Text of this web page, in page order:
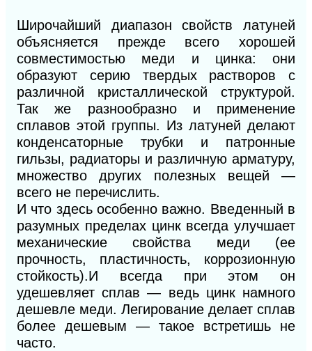
Широчайший диапазон свойств латуней
объясняется прежде всего хорошей
совместимостью меди и цинка: они
образуют серию твердых растворов с
различной кристаллической структурой.
Так же разнообразно и применение
сплавов этой группы. Из латуней делают
конденсаторные трубки и патронные
гильзы, радиаторы и различную арматуру,
множество других полезных вещей —
всего не перечислить.
И что здесь особенно важно. Введенный в
разумных пределах цинк всегда улучшает
механические свойства меди (ее
прочность, пластичность, коррозионную
стойкость).И всегда при этом он
удешевляет сплав — ведь цинк намного
дешевле меди. Легирование делает сплав
более дешевым — такое встретишь не
часто.